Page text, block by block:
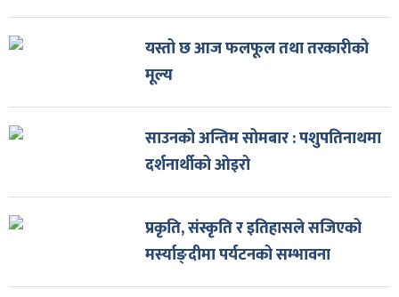
यस्तो छ आज फलफूल तथा तरकारीको
मूल्य
साउनको अन्तिम सोमबार : पशुपतिनाथमा
दर्शनार्थीको ओइरो
प्रकृति, संस्कृति र इतिहासले सजिएको
मर्स्याङ्दीमा पर्यटनको सम्भावना